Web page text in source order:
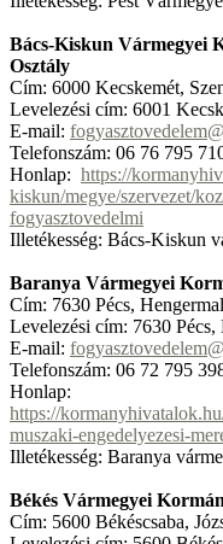
Bács-Kiskun Vármegyei
Osztály
Cím: 6000 Kecskemét,
Levelezési cím: 6001
E-mail:
Telefonszám: 06 76 795
Honlap: https://
kiskun/megye/szervezet/
fogyasztovedelmi
Illetékesség: Bács-Kiskun
Baranya Vármegyei
Cím: 7630 Pécs,
Levelezési cím: 7630
E-mail:
Telefonszám: 06 72 795
Honlap:
https://
muszaki-engedelyezesi-
Illetékesség: Baranya
Békés Vármegyei
Cím: 5600 Békéscsaba,